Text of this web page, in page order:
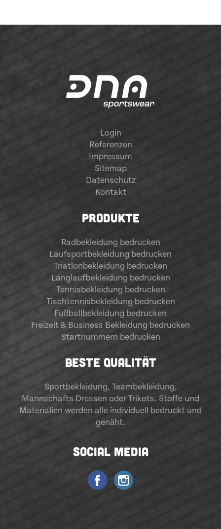
Login
Referenzen
Impressum
Sitemap
Datenschutz
Kontakt
PRODUKTE
Radbekleidung bedrucken
Laufsportbekleidung bedrucken
Triatlonbekleidung bedrucken
Langlaufbekleidung bedrucken
Tennisbekleidung bedrucken
Tischtennisbekleidung bedrucken
Fußballbekleidung bedrucken
Freizeit & Business Bekleidung bedrucken
Startnummern bedrucken
BESTE QUALITÄT
Sportbekleidung, Teambekleidung,
Mannschafts Dressen oder Trikots. Stoffe und
Materialien werden alle individuell bedruckt und
genäht.
SOCIAL MEDIA